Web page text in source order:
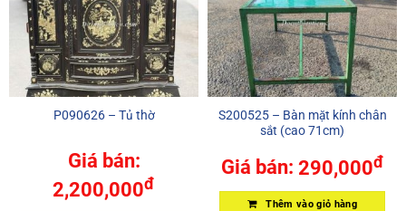
P090626 – Tủ thờ
Giá bán:
2,200,000đ
S200525 – Bàn mặt kính chân
sắt (cao 71cm)
Giá bán: 290,000đ
Thêm vào giỏ hàng